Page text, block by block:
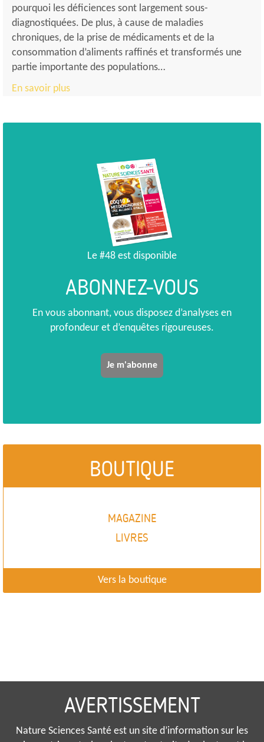
pourquoi les déficiences sont largement sous-
diagnostiquées. De plus, à cause de maladies
chroniques, de la prise de médicaments et de la
consommation d’aliments raffinés et transformés une
partie importante des populations…
En savoir plus
Le #48 est disponible
ABONNEZ-VOUS
En vous abonnant, vous disposez d’analyses en
profondeur et d’enquêtes rigoureuses.
Je m'abonne
BOUTIQUE
MAGAZINE
LIVRES
Vers la boutique
AVERTISSEMENT
Nature Sciences Santé est un site d’information sur les